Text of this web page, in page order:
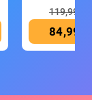
119,99 €
84,99 €